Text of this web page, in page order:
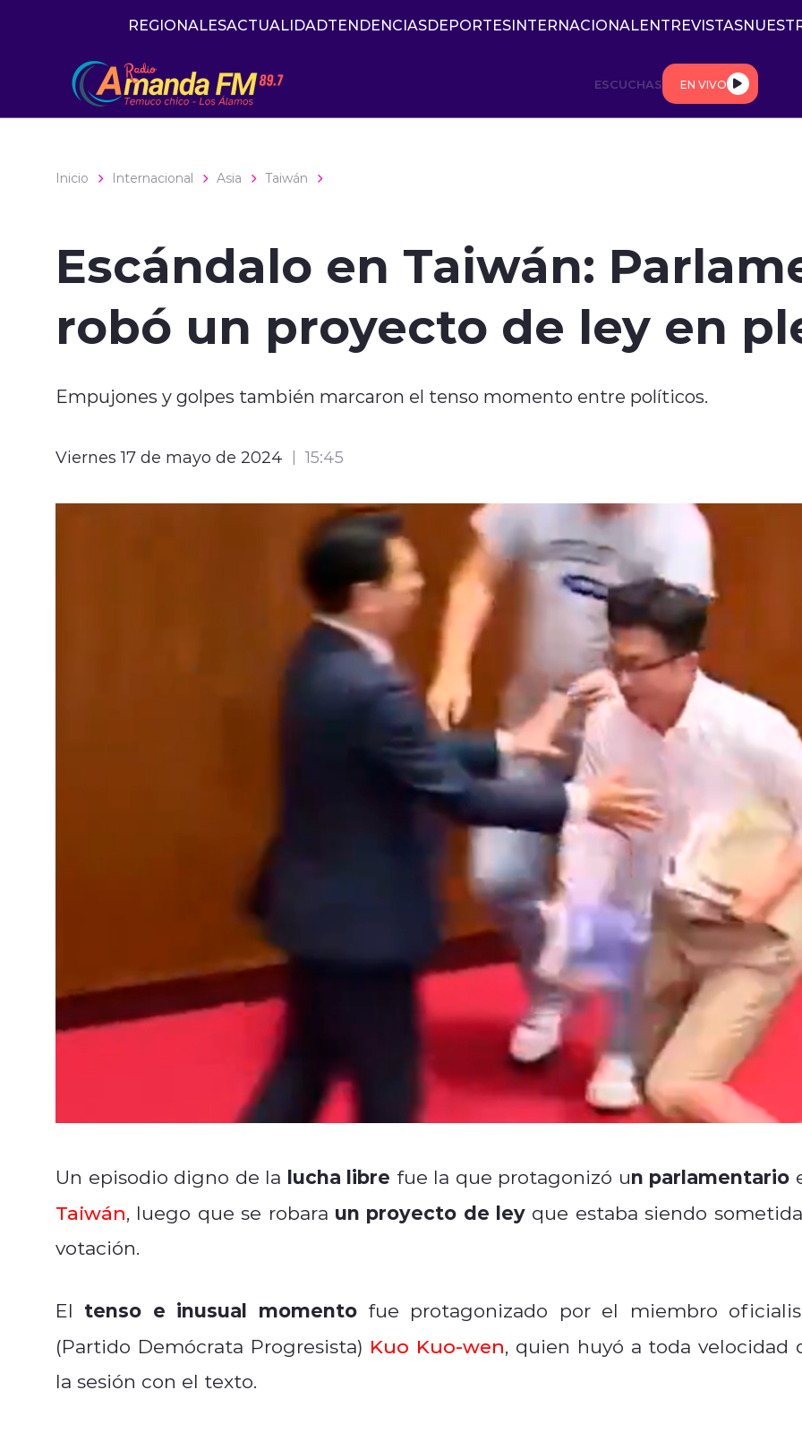
REGIONALESACTUALIDADTENDENCIASDEPORTESINTERNACIONALENTREVISTAS
ESCUCHAS EN VIVO
Inicio Internacional Asia Taiwán
Escándalo en Taiwán:
robó un proyecto de ley en
Empujones y golpes también marcaron el tenso momento entre políticos.
Viernes 17 de mayo de 2024 15:45
Un episodio digno de la lucha libre fue la que protagonizó un parlamentario
Taiwán, luego que se robara un proyecto de ley que estaba siendo
votación.
El tenso e inusual momentofue protagonizado por el miembro
(Partido Demócrata Progresista) Kuo Kuo-wen, quien huyó a toda velocidad
la sesión con el texto.